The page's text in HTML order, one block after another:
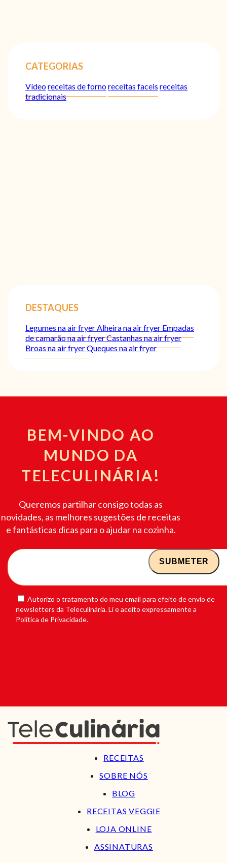
CATEGORIAS
Vídeoreceitas de fornoreceitas faceis receitas
tradicionais
DESTAQUES
Legumes na air fryer Alheira na air fryer Empadas
de camarão na air fryerCastanhas na air fryer
Broas na air fryerQueques na air fryer
BEM-VINDO AO
MUNDO DA
TELECULINÁRIA!
Queremos partilhar consigo todas as
novidades, as melhores sugestões de receitas
e fantásticas dicas para o ajudar na cozinha.
Autorizo o tratamento do meu email para efeito de envio de
newsletters da Teleculinária. Li e aceito expressamente a
Política de Privacidade.
RECEITAS
SOBRE NÓS
BLOG
RECEITAS VEGGIE
LOJA ONLINE
ASSINATURAS